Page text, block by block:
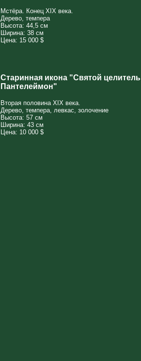
Мстёра. Конец XIX века.
Дерево, темпера
Высота: 44,5 см
Ширина: 38 см
Цена: 15 000 $
Старинная икона "Святой целитель
Пантелеймон"
Вторая половина XIX века.
Дерево, темпера, левкас, золочение
Высота: 57 см
Ширина: 43 см
Цена: 10 000 $